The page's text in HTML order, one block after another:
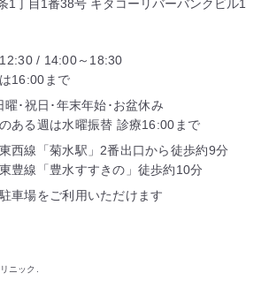
1丁目1番38号 キタコーリバーバンクビル1
/ 14:00～18:30
16:00まで
曜･祝日･年末年始･お盆休み
ある週は水曜振替 診療16:00まで
西線「菊水駅」2番出口から徒歩約9分
豊線「豊水すすきの」徒歩約10分
車場をご利用いただけます
ニック.